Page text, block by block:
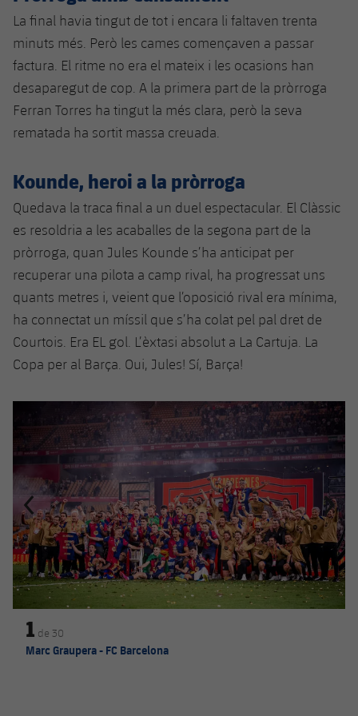
La final havia tingut de tot i encara li faltaven trenta
minuts més. Però les cames començaven a passar
factura. El ritme no era el mateix i les ocasions han
desaparegut de cop. A la primera part de la pròrroga
Ferran Torres ha tingut la més clara, però la seva
rematada ha sortit massa creuada.
Kounde, heroi a la pròrroga
Quedava la traca final a un duel espectacular. El Clàssic
es resoldria a les acaballes de la segona part de la
pròrroga, quan Jules Kounde s’ha anticipat per
recuperar una pilota a camp rival, ha progressat uns
quants metres i, veient que l’oposició rival era mínima,
ha connectat un míssil que s’ha colat pel pal dret de
Courtois. Era EL gol. L’èxtasi absolut a La Cartuja. La
Copa per al Barça. Oui, Jules! Sí, Barça!
Següent
1 de 30
Marc Graupera - FC Barcelona